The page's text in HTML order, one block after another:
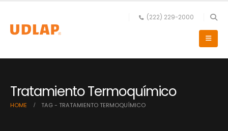
(222) 229-2000
Tratamiento Termoquímico
HOME TAG - TRATAMIENTO TERMOQUÍMICO